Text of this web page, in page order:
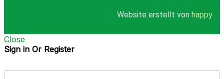
Website erstellt von happy
Close
Sign in Or Register